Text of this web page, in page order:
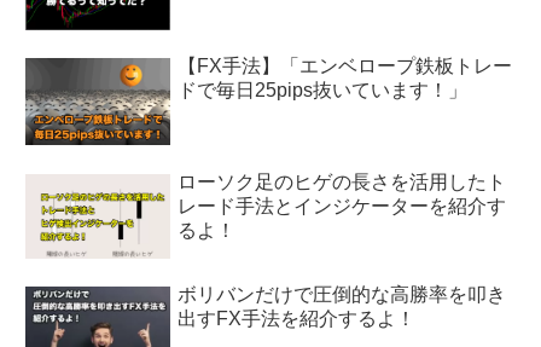
【FX手法】「エンベロープ鉄板トレー
ドで毎日25pips抜いています！」
ローソク足のヒゲの長さを活用したト
レード手法とインジケーターを紹介す
るよ！
ボリバンだけで圧倒的な高勝率を叩き
出すFX手法を紹介するよ！